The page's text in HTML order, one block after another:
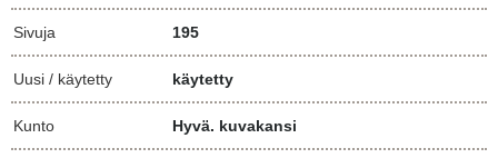
Sivuja 195
Uusi / käytetty käytetty
Kunto Hyvä. kuvakansi